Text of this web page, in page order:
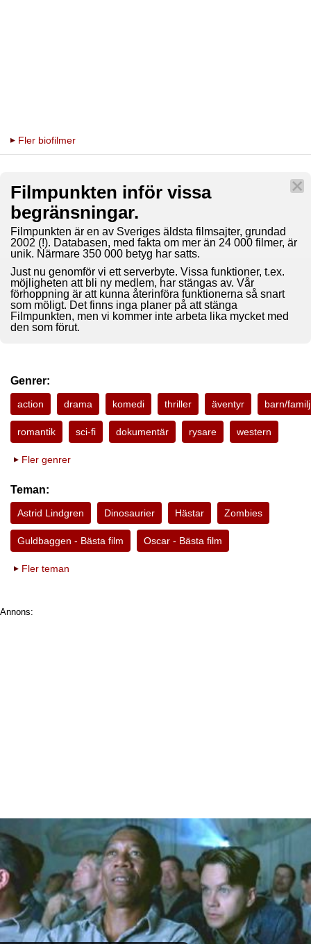
Fler biofilmer
Filmpunkten inför vissa
begränsningar.
Filmpunkten är en av Sveriges äldsta filmsajter, grundad
2002 (!). Databasen, med fakta om mer än 24 000 filmer, är
unik. Närmare 350 000 betyg har satts.
Just nu genomför vi ett serverbyte. Vissa funktioner, t.ex.
möjligheten att bli ny medlem, har stängas av. Vår
förhoppning är att kunna återinföra funktionerna så snart
som möligt. Det finns inga planer på att stänga
Filmpunkten, men vi kommer inte arbeta lika mycket med
den som förut.
Genrer:
action drama komedi thriller äventyr barn/familj
romantik sci-fi dokumentär rysare western
Fler genrer
Teman:
Astrid Lindgren Dinosaurier Hästar Zombies
Guldbaggen - Bästa film Oscar - Bästa film
Fler teman
Annons: